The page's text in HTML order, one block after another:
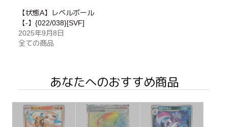
【状態A】レベルボール
【-】{022/038}[SVF]
2025年9月8日
全ての商品
あなたへのおすすめ商品